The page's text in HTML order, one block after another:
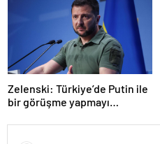
Zelenski: Türkiye’de Putin ile
bir görüşme yapmayı